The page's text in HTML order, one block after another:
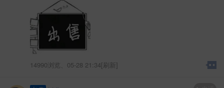
14990浏览、 05-28 21:34[刷新]